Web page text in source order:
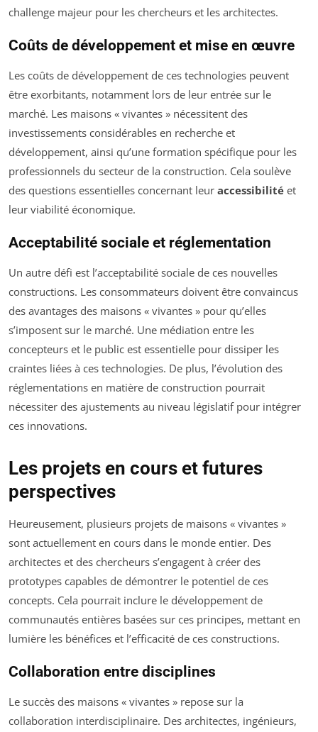
challenge majeur pour les chercheurs et les architectes.
Coûts de développement et mise en œuvre
Les coûts de développement de ces technologies peuvent
être exorbitants, notamment lors de leur entrée sur le
marché. Les maisons « vivantes » nécessitent des
investissements considérables en recherche et
développement, ainsi qu’une formation spécifique pour les
professionnels du secteur de la construction. Cela soulève
des questions essentielles concernant leur accessibilité et
leur viabilité économique.
Acceptabilité sociale et réglementation
Un autre défi est l’acceptabilité sociale de ces nouvelles
constructions. Les consommateurs doivent être convaincus
des avantages des maisons « vivantes » pour qu’elles
s’imposent sur le marché. Une médiation entre les
concepteurs et le public est essentielle pour dissiper les
craintes liées à ces technologies. De plus, l’évolution des
réglementations en matière de construction pourrait
nécessiter des ajustements au niveau législatif pour intégrer
ces innovations.
Les projets en cours et futures
perspectives
Heureusement, plusieurs projets de maisons « vivantes »
sont actuellement en cours dans le monde entier. Des
architectes et des chercheurs s’engagent à créer des
prototypes capables de démontrer le potentiel de ces
concepts. Cela pourrait inclure le développement de
communautés entières basées sur ces principes, mettant en
lumière les bénéfices et l’efficacité de ces constructions.
Collaboration entre disciplines
Le succès des maisons « vivantes » repose sur la
collaboration interdisciplinaire. Des architectes, ingénieurs,